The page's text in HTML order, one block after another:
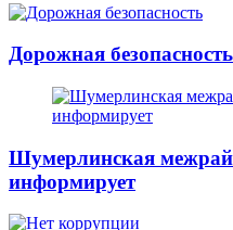
Дорожная безопасность
Шумерлинская
информирует